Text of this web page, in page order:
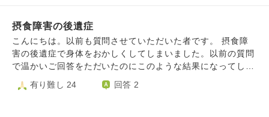
らえません。 私は私でコンプレックスを解消したいし、自
信を持ちたい想いはあるのでなかなか難しいです。。 友達
には親に言わなければ良い話なのではと言われたのですが、
説明していないと、少しダイエットって顔やせし、美容整形
す。 親とどのようにコミュニケーションをとっていくべき
摂食障害の後遺症
こんにちは。以前も質問させていただいた者です。 摂食障
害の後遺症で身体をおかしくしてしまいました。以前の質問
で温かいご回答をただいたのにこのような結果になってしま
い申し訳ございません。 口の中が出血しやすくなり、食べ
たいのになかなか食べられません。骨密度が低下して趣味だ
有り難し 24 回答 2